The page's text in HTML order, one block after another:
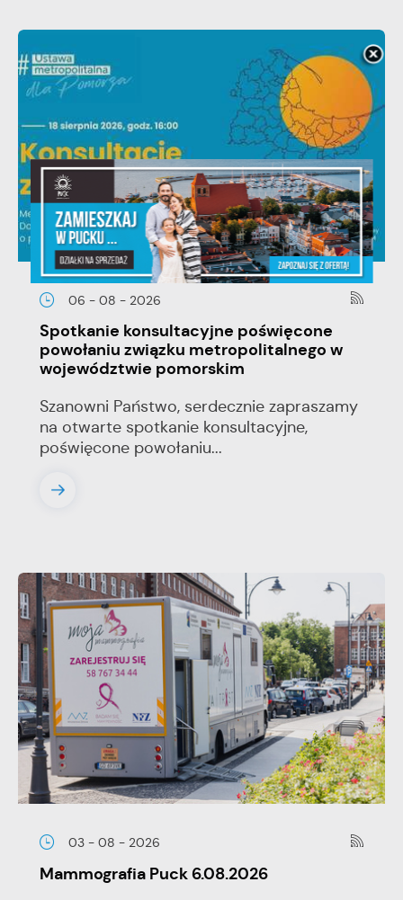
06 - 08 - 2026
Spotkanie konsultacyjne poświęcone
powołaniu związku metropolitalnego w
województwie pomorskim
Szanowni Państwo, serdecznie zapraszamy
na otwarte spotkanie konsultacyjne,
poświęcone powołaniu...
03 - 08 - 2026
Mammografia Puck 6.08.2026